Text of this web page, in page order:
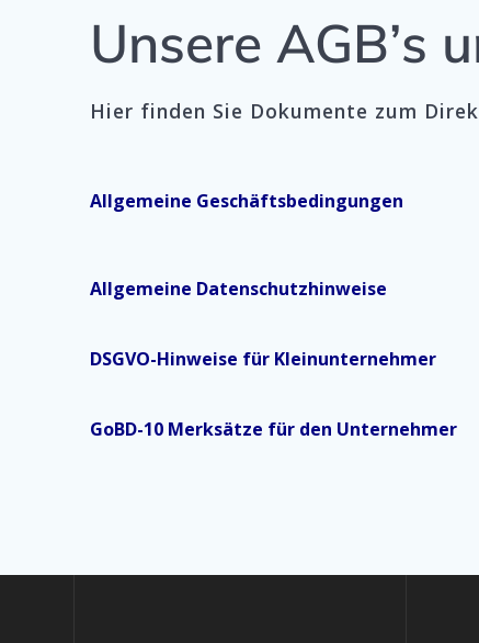
Unsere AGB’s
Hier finden Sie Dokumente zum
Allgemeine Geschäftsbedingungen
Allgemeine Datenschutzhinweise
DSGVO-Hinweise für Kleinunternehmer
GoBD-10 Merksätze für den Unternehmer